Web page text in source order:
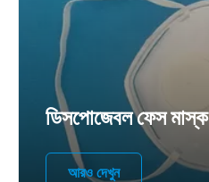
ডিসপোজেবল ফেস মাস্ক
আরও দেখুন